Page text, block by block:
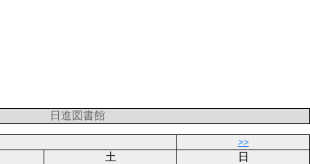
日進図書館
>>
土
日